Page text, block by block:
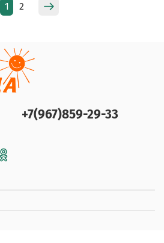
1 2
+7(967)859-29-33